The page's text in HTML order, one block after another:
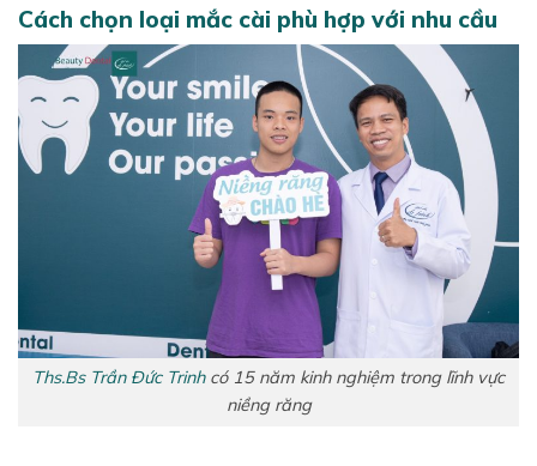
Cách chọn loại mắc cài phù hợp với nhu cầu
Ths.Bs Trần Đức Trinhcó 15 năm kinh nghiệm trong lĩnh vực
niềng răng